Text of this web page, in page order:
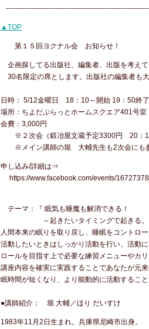
▲TOP
第１５回ヨクナル会 お知らせ！
企画探してる出版社、編集者、出版を考え
30名限定の席とします。出版社の編集者も大
日時： 5/12金曜日 18：10～開始 19：50終
場所：ちよだぷらっとホームスクエア401号室
会費：3,000円
※２次会（鍛冶屋文蔵予定3300円 20：10
※メイン講師の堀 大輔先生も2次会にも参
申し込み/詳細は⇒
https://www.facebook.com/events/
テーマ：『 眠気も睡魔も解消できる！
～起きたいタイミングで起きる。
人間本来の眠りを取り戻し、睡眠をコントロー
活動したいときはしっかり活動を行い、活動
ロールを目指す上で必要な練習メニューやカリ
講座内容を確実に実践することであなたが元
眠時間が短くなり、より能動的に活動するこ
●講師紹介： 堀 大輔／ほり だいすけ
1983年11月2日生まれ。兵庫県尼崎市出身。